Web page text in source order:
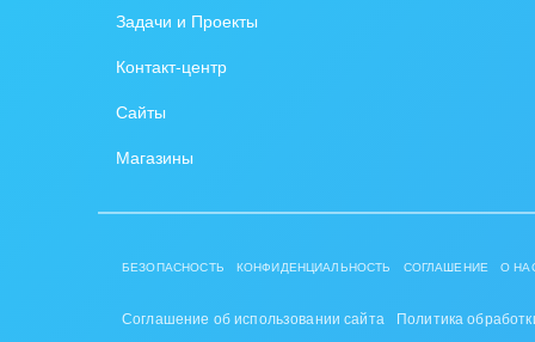
внедрения
Внедрение для медицины
Внедрение онлайн-
Задачи и Проекты
Контакт-центр
Сайты
Магазины
БЕЗОПАСНОСТЬ КОНФИДЕНЦИАЛЬНОСТЬ СОГЛАШЕНИЕ О
Соглашение об использовании сайта
Политика